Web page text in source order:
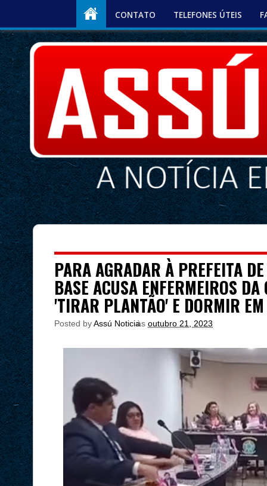
CONTATO TELEFONES ÚTEIS
PARA AGRADAR À PREFEITA
BASE ACUSA ENFERMEIROS
'TIRAR PLANTÃO' E DORMIR
Posted byAssú Noticia
às outubro 21, 2023